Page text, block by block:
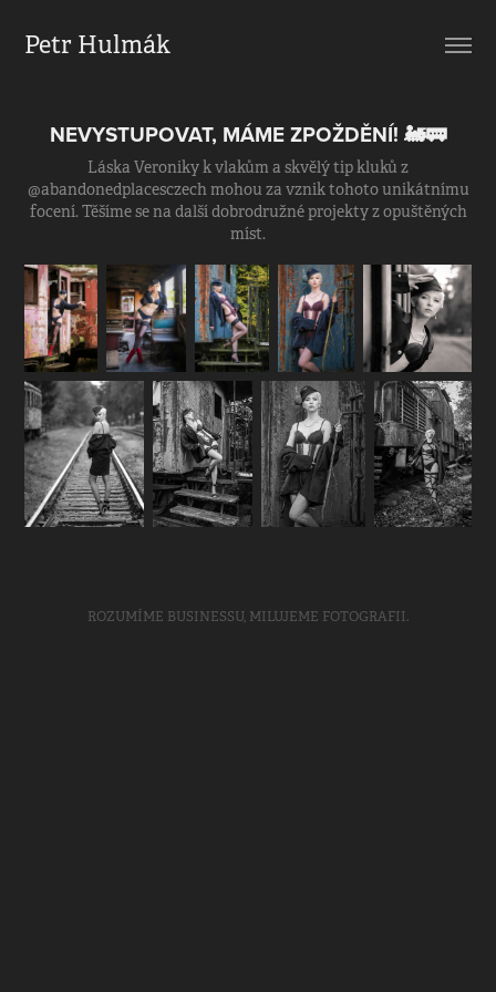
Petr Hulmák
NEVYSTUPOVAT, MÁME ZPOŽDĚNÍ! 🚂🚃
Láska Veroniky k vlakům a skvělý tip kluků z
@abandonedplacesczech mohou za vznik tohoto unikátnímu
focení. Těšíme se na další dobrodružné projekty z opuštěných
míst.
ROZUMÍME BUSINESSU, MILUJEME FOTOGRAFII.